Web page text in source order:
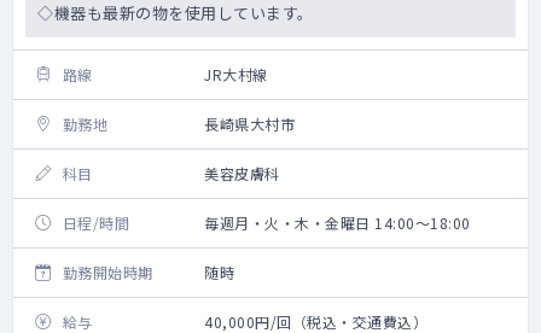
◇機器も最新の物を使用しています。
路線 JR大村線
勤務地 長崎県大村市
科目 美容皮膚科
日程/時間 毎週月・火・木・金曜日 14:00～18:00
勤務開始時期 随時
給与 40,000円/回（税込・交通費込）